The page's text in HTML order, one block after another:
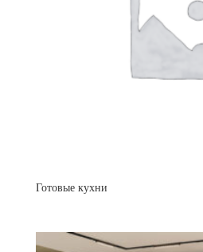
Готовые кухни